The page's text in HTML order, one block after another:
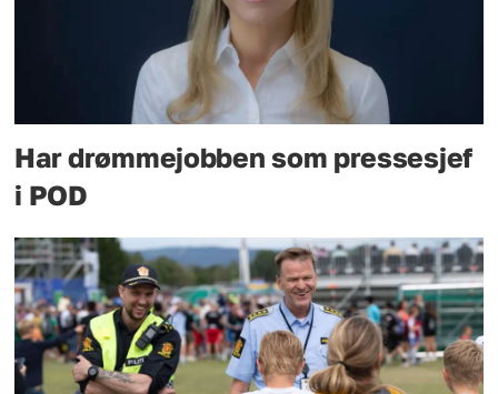
Har drømmejobben som pressesjef
i POD